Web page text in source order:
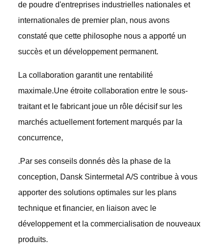
de poudre d'entreprises industrielles nationales et
internationales de premier plan, nous avons
constaté que cette philosophe nous a apporté un
succès et un développement permanent.
La collaboration garantit une rentabilité
maximale.Une étroite collaboration entre le sous-
traitant et le fabricant joue un rôle décisif sur les
marchés actuellement fortement marqués par la
concurrence,
.Par ses conseils donnés dès la phase de la
conception, Dansk Sintermetal A/S contribue à vous
apporter des solutions optimales sur les plans
technique et financier, en liaison avec le
développement et la commercialisation de nouveaux
produits.